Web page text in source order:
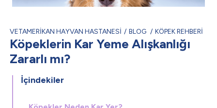
VETAMERİKAN HAYVAN HASTANESİ BLOG KÖPEK REHBERİ
Köpeklerin Kar Yeme Alışkanlığı
Zararlı mı?
İçindekiler